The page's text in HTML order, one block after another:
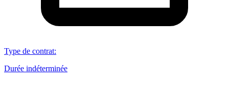
Type de contrat:
Durée indéterminée